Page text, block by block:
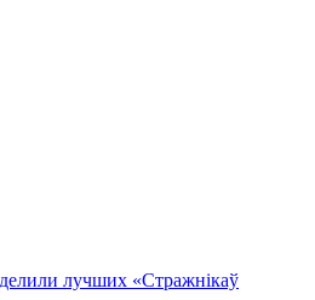
лучших «Стражнікаў